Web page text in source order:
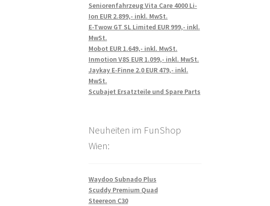
Seniorenfahrzeug Vita Care 4000 Li-
Ion EUR 2.899,- inkl. MwSt.
E-Twow GT SL Limited EUR 999,- inkl.
MwSt.
Mobot EUR 1.649,- inkl. MwSt.
Inmotion V8S EUR 1.099,- inkl. MwSt.
Jaykay E-Finne 2.0 EUR 479,- inkl.
MwSt.
Scubajet Ersatzteile und Spare Parts
Neuheiten im FunShop
Wien:
Waydoo Subnado Plus
Scuddy Premium Quad
Steereon C30